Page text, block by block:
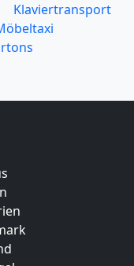
Klaviertransport